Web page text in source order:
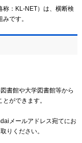
称：KL-NET）は、横断検
です。
書館や大学図書館等から
ができます。
メールアドレス宛てにお
りください。